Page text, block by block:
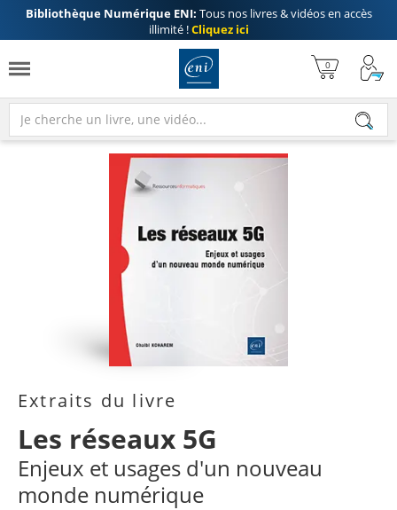
Bibliothèque Numérique ENI: Tous nos livres & vidéos en accès
illimité !Cliquez ici
Extraits du livre
Les réseaux 5G
Enjeux et usages d'un nouveau
monde numérique